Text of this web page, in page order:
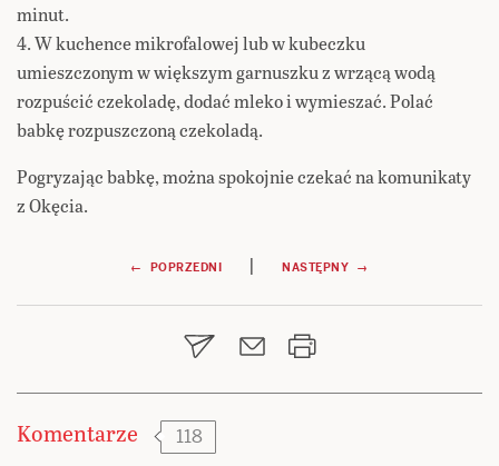
minut.
4. W kuchence mikrofalowej lub w kubeczku
umieszczonym w większym garnuszku z wrzącą wodą
rozpuścić czekoladę, dodać mleko i wymieszać. Polać
babkę rozpuszczoną czekoladą.
Pogryzając babkę, można spokojnie czekać na komunikaty
z Okęcia.
Nawigacja
wpisu
← POPRZEDNI | NASTĘPNY →
Komentarze 118